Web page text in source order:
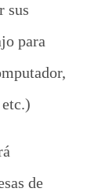
sus
para
de